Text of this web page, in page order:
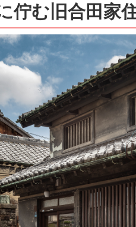
佇む旧合田家